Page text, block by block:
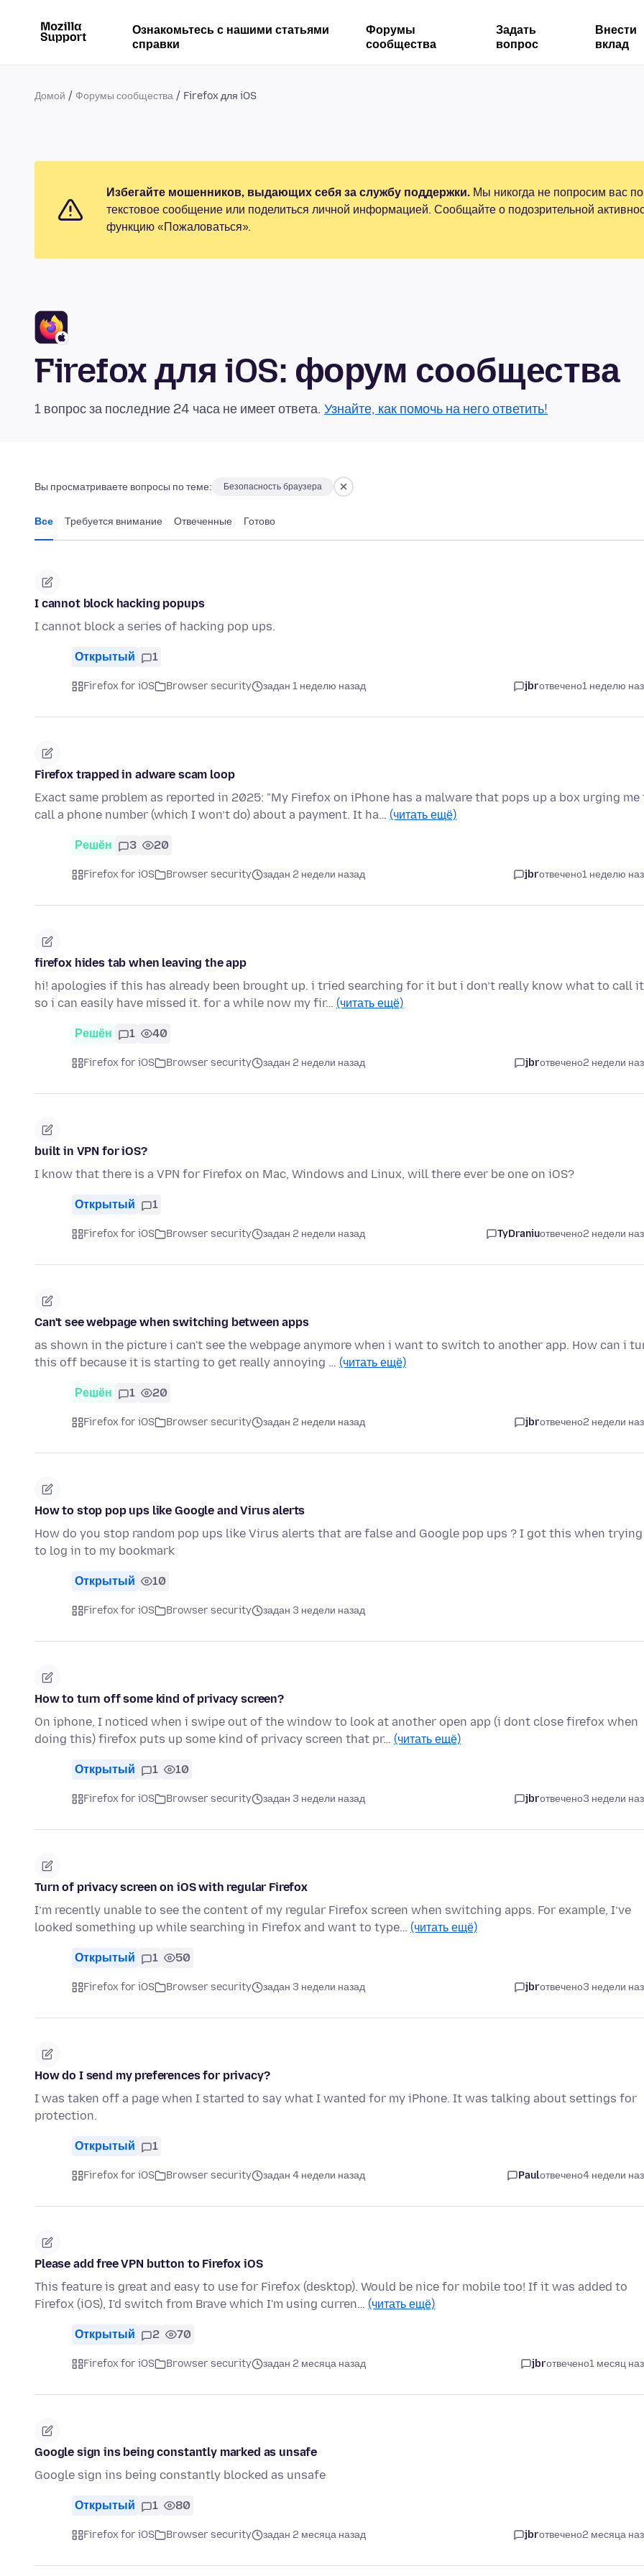
Ознакомьтесь с нашими статьями
справки
Форумы
сообщества
Задать
вопрос
Внести
вклад
Домой Форумы сообщества Firefox для iOS
Избегайте мошенников, выдающих себя за службу поддержки. Мы никогда не попросим вас
текстовое сообщение или поделиться личной информацией. Сообщайте о подозрительной
функцию «Пожаловаться».
Firefox для iOS: форум сообщества
1 вопрос за последние 24 часа не имеет ответа. Узнайте, как помочь на него ответить!
Вы просматриваете вопросы по теме: Безопасность браузера
Все Требуется внимание Отвеченные Готово
I cannot block hacking popups
I cannot block a series of hacking pop ups.
Открытый 1
Firefox for iOS Browser security задан 1 неделю назад jbrотвечено1 неделю
Firefox trapped in adware scam loop
Exact same problem as reported in 2025: "My Firefox on iPhone has a malware that pops up a box urging me
call a phone number (which I won’t do) about a payment. It ha… (читать ещё)
Решён 3 20
Firefox for iOS Browser security задан 2 недели назад jbrотвечено1 неделю
firefox hides tab when leaving the app
hi! apologies if this has already been brought up. i tried searching for it but i don’t really know what to call it
so i can easily have missed it. for a while now my fir… (читать ещё)
Решён 1 40
Firefox for iOS Browser security задан 2 недели назад jbrотвечено2 недели
built in VPN for iOS?
I know that there is a VPN for Firefox on Mac, Windows and Linux, will there ever be one on iOS?
Открытый 1
Firefox for iOS Browser security задан 2 недели назад TyDraniuотвечено2 недели
Can't see webpage when switching between apps
as shown in the picture i can't see the webpage anymore when i want to switch to another app. How can i
this off because it is starting to get really annoying … (читать ещё)
Решён 1 20
Firefox for iOS Browser security задан 2 недели назад jbrотвечено2 недели
How to stop pop ups like Google and Virus alerts
How do you stop random pop ups like Virus alerts that are false and Google pop ups ? I got this when trying
to log in to my bookmark
Открытый 10
Firefox for iOS Browser security задан 3 недели назад
How to turn off some kind of privacy screen?
On iphone, I noticed when i swipe out of the window to look at another open app (i dont close firefox when
doing this) firefox puts up some kind of privacy screen that pr… (читать ещё)
Открытый 1 10
Firefox for iOS Browser security задан 3 недели назад jbrотвечено3 недели
Turn of privacy screen on iOS with regular Firefox
I’m recently unable to see the content of my regular Firefox screen when switching apps. For example, I’ve
looked something up while searching in Firefox and want to type… (читать ещё)
Открытый 1 50
Firefox for iOS Browser security задан 3 недели назад jbrотвечено3 недели
How do I send my preferences for privacy?
I was taken off a page when I started to say what I wanted for my iPhone. It was talking about settings for
protection.
Открытый 1
Firefox for iOS Browser security задан 4 недели назад Paulотвечено4 недели
Please add free VPN button to Firefox iOS
This feature is great and easy to use for Firefox (desktop). Would be nice for mobile too! If it was added to
Firefox (iOS), I'd switch from Brave which I'm using curren… (читать ещё)
Открытый 2 70
Firefox for iOS Browser security задан 2 месяца назад jbrотвечено1 месяц
Google sign ins being constantly marked as unsafe
Google sign ins being constantly blocked as unsafe
Открытый 1 80
Firefox for iOS Browser security задан 2 месяца назад jbrотвечено2 месяца